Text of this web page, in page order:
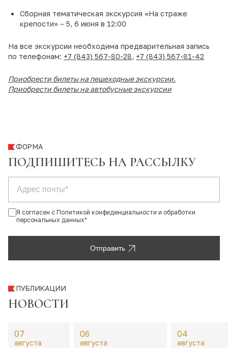
Сборная тематическая экскурсия «На страже
крепости» – 5, 6 июня в 12:00
На все экскурсии необходима предварительная запись
по телефонам: +7 (843) 567-80-28, +7 (843) 567-81-42
Приобрести билеты на пешеходные экскурсии.
Приобрести билеты на автобусные экскурсии
ФОРМА
ПОДПИШИТЕСЬ НА РАССЫЛКУ
Я согласен с Политикой конфиденциальности и обработки
персональных данных*
Отправить
ПУБЛИКАЦИИ
НОВОСТИ
07
августа
06
августа
04
августа